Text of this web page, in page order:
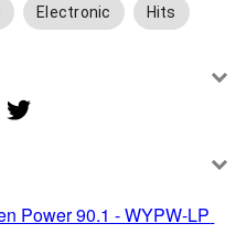
Electronic Hits
Power 90.1 - WYPW-LP